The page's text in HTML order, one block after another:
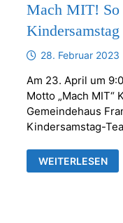
Mach MIT! So
Kindersamstag
28. Februar 2023
Am 23. April um
Motto „Mach MIT“
Gemeindehaus
Kindersamstag-
MACH
MIT!
WEITERLESEN